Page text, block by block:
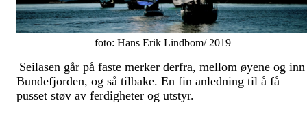
foto: Hans Erik Lindbom/ 2019
Seilasen går på faste merker derfra, mellom øyene og
Bundefjorden, og så tilbake. En fin anledning til å få
pusset støv av ferdigheter og utstyr.